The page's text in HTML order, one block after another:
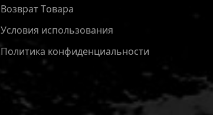
Bозврат Tовара
Условия использования
Политика конфиденциальности